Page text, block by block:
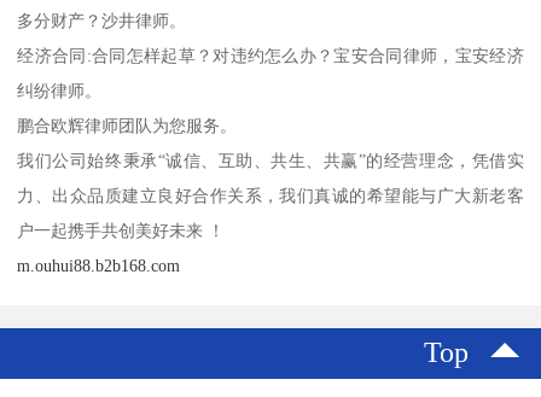
多分财产？沙井律师。
经济合同:合同怎样起草？对违约怎么办？宝安合同律师，宝安经济
纠纷律师。
鹏合欧辉律师团队为您服务。
我们公司始终秉承“诚信、互助、共生、共赢”的经营理念，凭借实
力、出众品质建立良好合作关系，我们真诚的希望能与广大新老客
户一起携手共创美好未来 ！
m.ouhui88.b2b168.com
Top